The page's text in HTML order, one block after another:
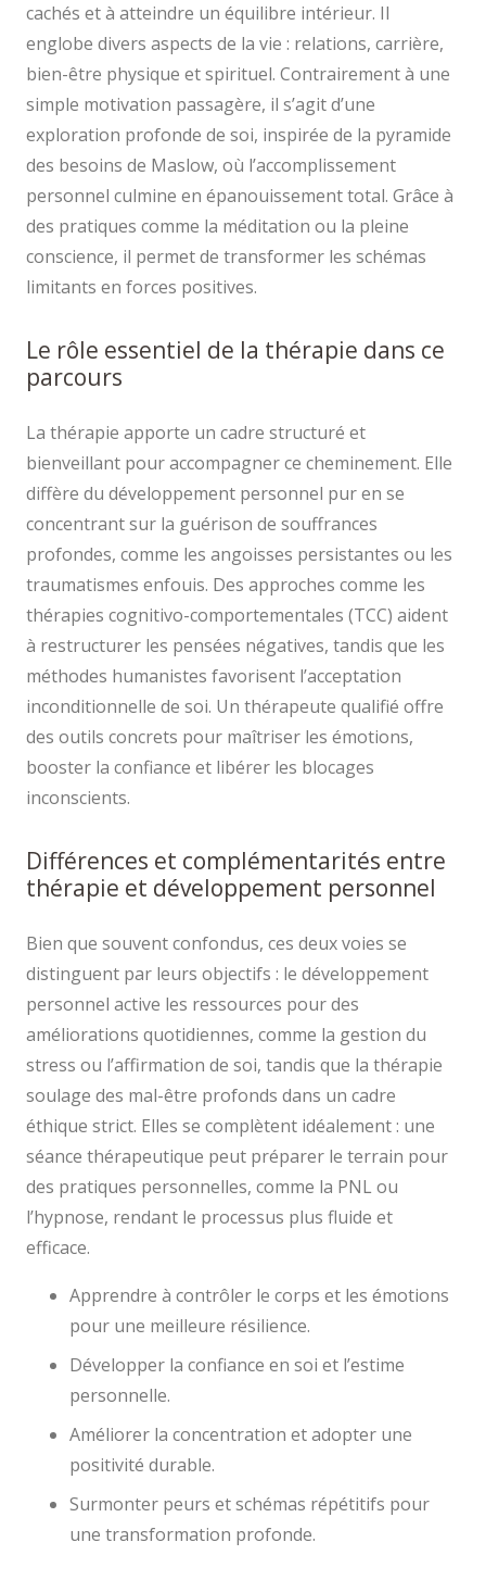
cachés et à atteindre un équilibre intérieur. Il
englobe divers aspects de la vie : relations, carrière,
bien-être physique et spirituel. Contrairement à une
simple motivation passagère, il s’agit d’une
exploration profonde de soi, inspirée de la pyramide
des besoins de Maslow, où l’accomplissement
personnel culmine en épanouissement total. Grâce à
des pratiques comme la méditation ou la pleine
conscience, il permet de transformer les schémas
limitants en forces positives.
Le rôle essentiel de la thérapie dans ce
parcours
La thérapie apporte un cadre structuré et
bienveillant pour accompagner ce cheminement. Elle
diffère du développement personnel pur en se
concentrant sur la guérison de souffrances
profondes, comme les angoisses persistantes ou les
traumatismes enfouis. Des approches comme les
thérapies cognitivo-comportementales (TCC) aident
à restructurer les pensées négatives, tandis que les
méthodes humanistes favorisent l’acceptation
inconditionnelle de soi. Un thérapeute qualifié offre
des outils concrets pour maîtriser les émotions,
booster la confiance et libérer les blocages
inconscients.
Différences et complémentarités entre
thérapie et développement personnel
Bien que souvent confondus, ces deux voies se
distinguent par leurs objectifs : le développement
personnel active les ressources pour des
améliorations quotidiennes, comme la gestion du
stress ou l’affirmation de soi, tandis que la thérapie
soulage des mal-être profonds dans un cadre
éthique strict. Elles se complètent idéalement : une
séance thérapeutique peut préparer le terrain pour
des pratiques personnelles, comme la PNL ou
l’hypnose, rendant le processus plus fluide et
efficace.
Apprendre à contrôler le corps et les émotions
pour une meilleure résilience.
Développer la confiance en soi et l’estime
personnelle.
Améliorer la concentration et adopter une
positivité durable.
Surmonter peurs et schémas répétitifs pour
une transformation profonde.